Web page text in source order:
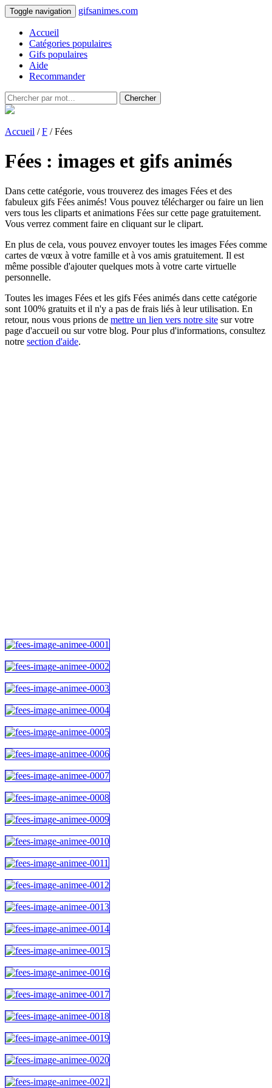
Toggle navigation gifsanimes.com
Accueil
Catégories populaires
Gifs populaires
Aide
Recommander
Chercher
Accueil /F / Fées
Fées : images et gifs animés
Dans cette catégorie, vous trouverez des images Fées et des
fabuleux gifs Fées animés! Vous pouvez télécharger ou faire un lien
vers tous les cliparts et animations Fées sur cette page gratuitement.
Vous verrez comment faire en cliquant sur le clipart.
En plus de cela, vous pouvez envoyer toutes les images Fées comme
cartes de vœux à votre famille et à vos amis gratuitement. Il est
même possible d'ajouter quelques mots à votre carte virtuelle
personnelle.
Toutes les images Fées et les gifs Fées animés dans cette catégorie
sont 100% gratuits et il n'y a pas de frais liés à leur utilisation. En
retour, nous vous prions de mettre un lien vers notre site sur votre
page d'accueil ou sur votre blog. Pour plus d'informations, consultez
notre section d'aide.